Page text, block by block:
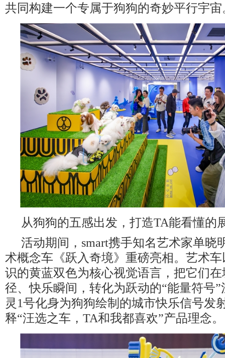
共同构建一个专属于狗狗的奇妙平行宇宙
从狗狗的五感出发，打造TA能看懂的
活动期间，smart携手知名艺术家单晓
术概念车《跃入奇境》重磅亮相。艺术
识的黄蓝双色为核心视觉语言，把它们
径、快乐瞬间，转化为跃动的“能量符号
灵1号化身为狗狗绘制的城市快乐信号发
释“汪选之车，TA和我都喜欢”产品理念。